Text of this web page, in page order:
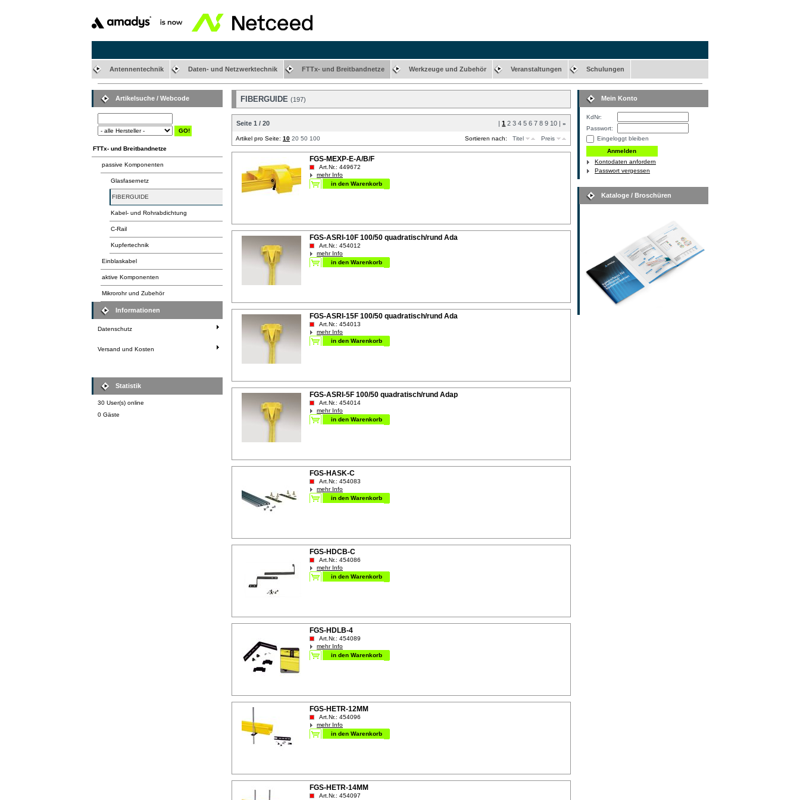
Antennentechnik Daten- und Netzwerktechnik FTTx- und Breitbandnetze Werkzeuge und Zubehör Veranstaltungen Schulungen
Artikelsuche / Webcode
FTTx- und Breitbandnetze
passive Komponenten
Glasfasernetz
FIBERGUIDE
Kabel- und Rohrabdichtung
C-Rail
Kupfertechnik
Einblaskabel
aktive Komponenten
Mikrorohr und Zubehör
Informationen
Datenschutz
Versand und Kosten
Statistik
30 User(s) online
0 Gäste
Mein Konto
KdNr:
Passwort:
Eingeloggt bleiben
Kontodaten anfordern
Passwort vergessen
Kataloge / Broschüren
FIBERGUIDE (197)
Seite 1 / 20 |1 2 3 4 5 6 7 8 9 10 |»
Artikel pro Seite: 10 20 50 100 Sortieren nach: Titel Preis
FGS-MEXP-E-A/B/F
Art.Nr.: 449672
mehr Info
FGS-ASRI-10F 100/50 quadratisch/rund Ada
Art.Nr.: 454012
mehr Info
FGS-ASRI-15F 100/50 quadratisch/rund Ada
Art.Nr.: 454013
mehr Info
FGS-ASRI-5F 100/50 quadratisch/rund Adap
Art.Nr.: 454014
mehr Info
FGS-HASK-C
Art.Nr.: 454083
mehr Info
FGS-HDCB-C
Art.Nr.: 454086
mehr Info
FGS-HDLB-4
Art.Nr.: 454089
mehr Info
FGS-HETR-12MM
Art.Nr.: 454096
mehr Info
FGS-HETR-14MM
Art.Nr.: 454097